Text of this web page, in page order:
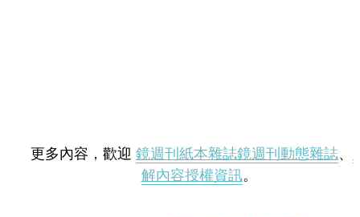
更多內容，歡迎 鏡週刊紙本雜誌鏡週刊動態雜誌、
解內容授權資訊。